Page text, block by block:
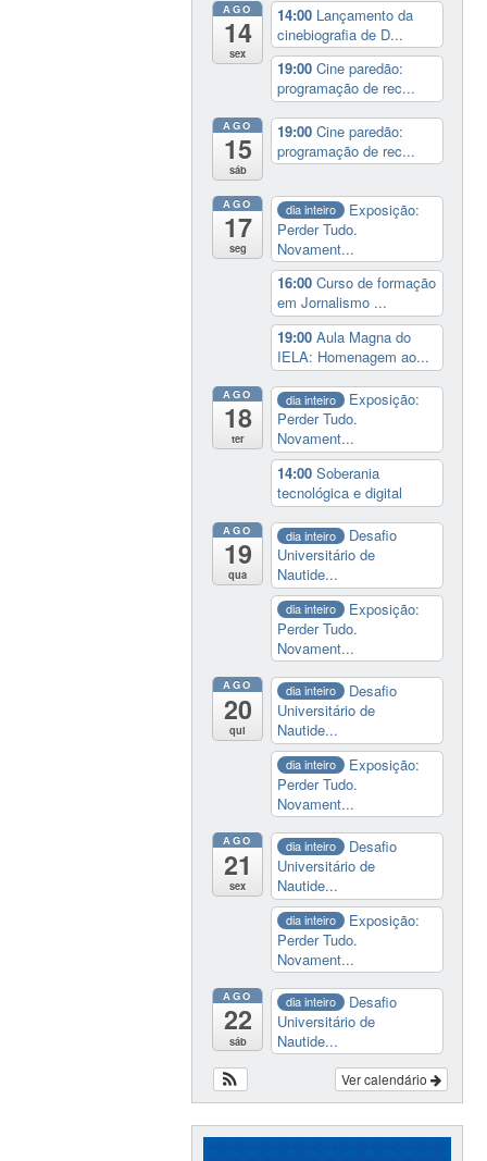
AGO
14
sex
14:00 Lançamento da
cinebiografia de D...
19:00Cine paredão:
programação de rec...
AGO
15
sáb
19:00Cine paredão:
programação de rec...
AGO
17
seg
dia inteiro
Exposição:
Perder Tudo.
Novament...
16:00Curso de formação
em Jornalismo ...
19:00Aula Magna do
IELA: Homenagem ao...
AGO
18
ter
dia inteiro
Exposição:
Perder Tudo.
Novament...
14:00Soberania
tecnológica e digital
AGO
19
qua
dia inteiro
Desafio
Universitário de
Nautide...
dia inteiro
Exposição:
Perder Tudo.
Novament...
AGO
20
qui
dia inteiro
Desafio
Universitário de
Nautide...
dia inteiro
Exposição:
Perder Tudo.
Novament...
AGO
21
sex
dia inteiro
Desafio
Universitário de
Nautide...
dia inteiro
Exposição:
Perder Tudo.
Novament...
AGO
22
sáb
dia inteiro
Desafio
Universitário de
Nautide...
Ver calendário